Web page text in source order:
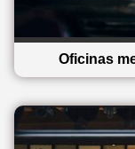
Oficinas